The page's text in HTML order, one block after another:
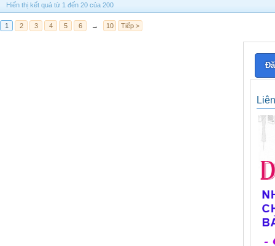
Hiển thị kết quả từ 1 đến 20 của 200
1 2 3 4 5 6 → 10 Tiếp >